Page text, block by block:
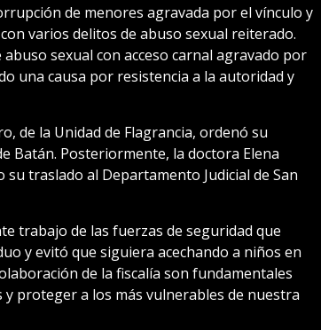
de menores agravada por el vínculo y
varios delitos de abuso sexual reiterado.
sexual con acceso carnal agravado por
una causa por resistencia a la autoridad y
de la Unidad de Flagrancia, ordenó su
Batán. Posteriormente, la doctora Elena
traslado al Departamento Judicial de San
trabajo de las fuerzas de seguridad que
y evitó que siguiera acechando a niños en
de la fiscalía son fundamentales
proteger a los más vulnerables de nuestra